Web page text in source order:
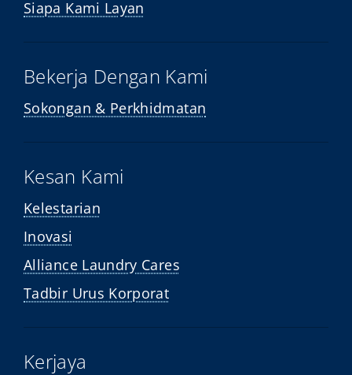
Siapa Kami Layan
Bekerja Dengan Kami
Sokongan & Perkhidmatan
Kesan Kami
Kelestarian
Inovasi
Alliance Laundry Cares
Tadbir Urus Korporat
Kerjaya